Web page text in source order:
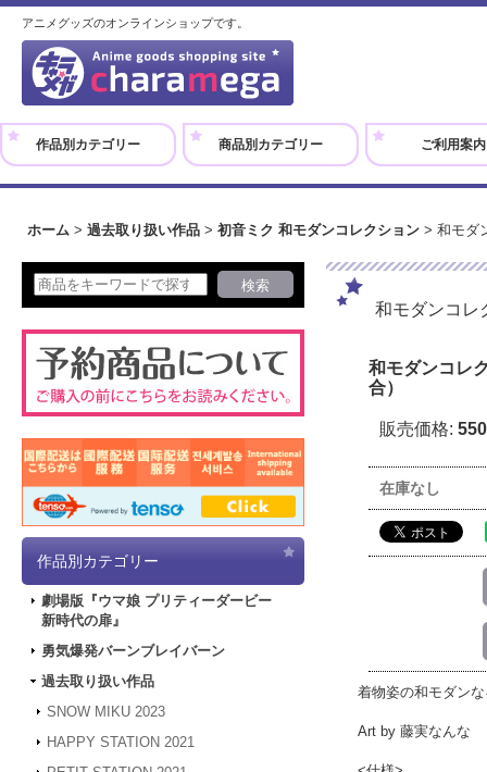
アニメグッズのオンラインショップです。
作品別カテゴリー 商品別カテゴリー ご利用案内
ホーム > 過去取り扱い作品 > 初音ミク 和モダンコレクション > 和モダ
作品別カテゴリー
劇場版『ウマ娘 プリティーダービー
新時代の扉』
勇気爆発バーンブレイバーン
過去取り扱い作品
SNOW MIKU 2023
HAPPY STATION 2021
和モダンコレ
和モダンコレ
合）
販売価格:
在庫なし
着物姿の和モダン
Art by 藤実なんな